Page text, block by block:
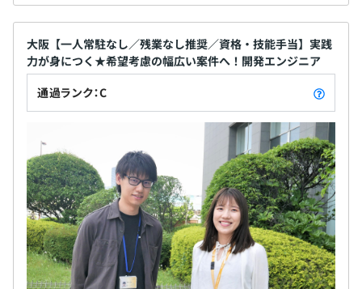
大阪【一人常駐なし／残業なし推奨／資格・技能手当】実践
力が身につく★希望考慮の幅広い案件へ！開発エンジニア
通過ランク：C